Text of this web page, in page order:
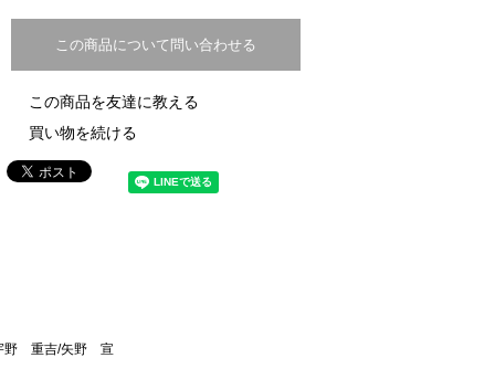
この商品について問い合わせる
この商品を友達に教える
買い物を続ける
野 重吉/矢野 宣